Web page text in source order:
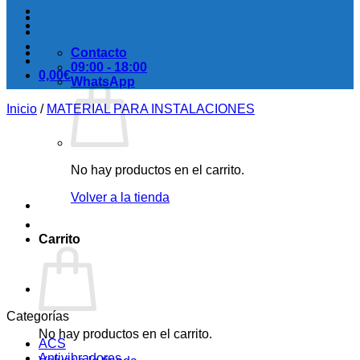
0,00€
No hay productos en el carrito.
Volver a la tienda
Carrito
No hay productos en el carrito.
Contacto
09:00 - 18:00
WhatsApp
Inicio / MATERIAL PARA INSTALACIONES
Categorías
ACS